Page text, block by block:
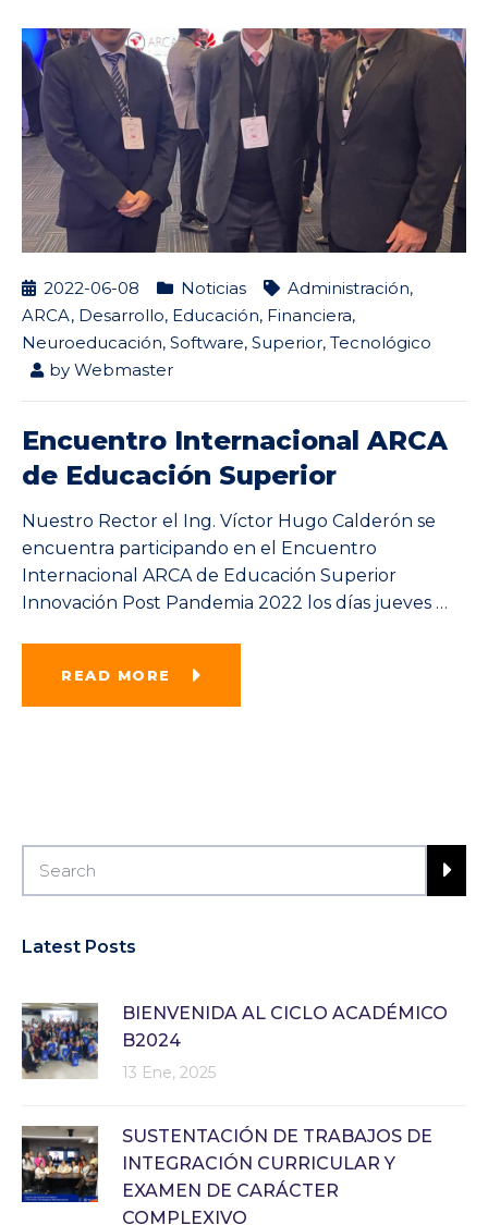
2022-06-08 Noticias Administración,
ARCA, Desarrollo, Educación, Financiera,
Neuroeducación, Software, Superior, Tecnológico
by Webmaster
Encuentro Internacional ARCA
de Educación Superior
Nuestro Rector el Ing. Víctor Hugo Calderón se
encuentra participando en el Encuentro
Internacional ARCA de Educación Superior
Innovación Post Pandemia 2022 los días jueves …
READ MORE
Latest Posts
BIENVENIDA AL CICLO ACADÉMICO
B2024
13 Ene, 2025
SUSTENTACIÓN DE TRABAJOS DE
INTEGRACIÓN CURRICULAR Y
EXAMEN DE CARÁCTER
COMPLEXIVO